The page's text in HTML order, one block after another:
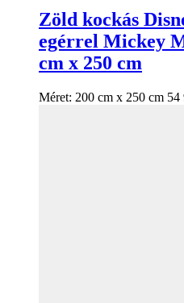
Zöld kockás
egérrel Mickey
cm x 250 cm
Méret: 200 cm x 250 cm 54